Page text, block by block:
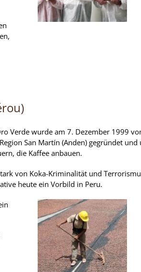
Verde wurde am 7. Dezember 1999
San Martín (Anden) gegründet
die Kaffee anbauen.
von Koka-Kriminalität und
heute ein Vorbild in Peru.